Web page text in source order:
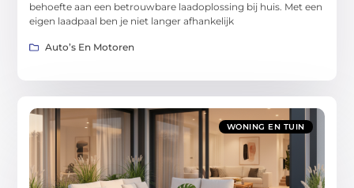
behoefte aan een betrouwbare laadoplossing bij huis. Met een
eigen laadpaal ben je niet langer afhankelijk
Auto’s En Motoren
WONING EN TUIN